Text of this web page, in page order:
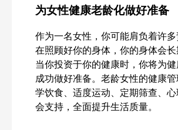
为女性健康老龄化做好准备
作为一名女性，你可能肩负着许
在照顾好你的身体，你的身体会长
当你投资于你的健康时，你将为
成功做好准备。老龄女性的健康
学饮食、适度运动、定期筛查、
会支持，全面提升生活质量。